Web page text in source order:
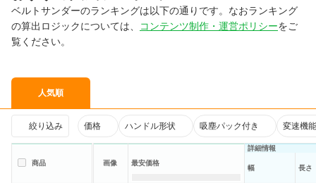
ベルトサンダーのランキングは以下の通りです。なおランキング
の算出ロジックについては、
コンテンツ制作・運営ポリシーをご
覧ください。
人気順
絞り込み 価格 ハンドル形状 吸塵パック付き 変速機能
商品 画像 最安価格
詳細情報
幅 長さ